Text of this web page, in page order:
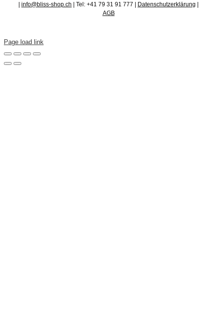
| info@bliss-shop.ch | Tel: +41 79 31 91 777 | Datenschutzerklärung |
AGB
Page load link